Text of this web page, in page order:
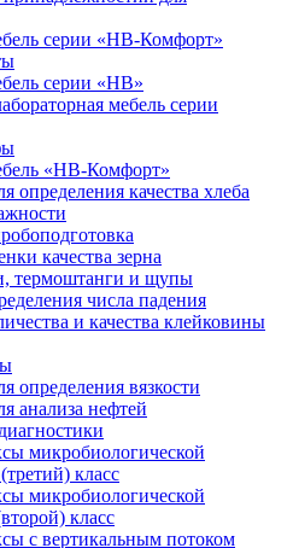
серии «НВ-Комфорт»
серии «НВ»
мебель серии
«НВ-Комфорт»
определения качества хлеба
качества зерна
термоштанги и щупы
числа падения
и качества клейковины
определения вязкости
анализа нефтей
микробиологической
класс
микробиологической
класс
с вертикальным потоком